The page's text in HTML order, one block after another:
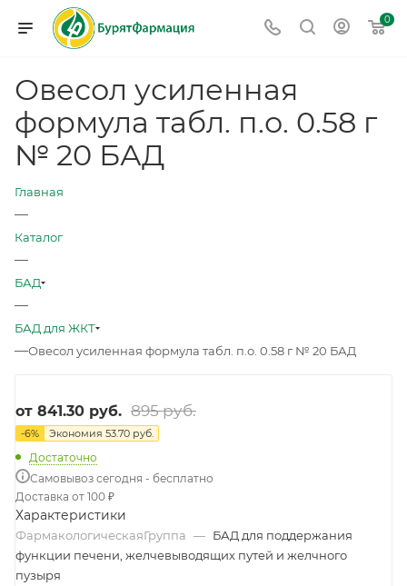
0
Овесол усиленная
формула табл. п.о. 0.58 г
№ 20 БАД
Главная
—
Каталог
—
БАД
—
БАД для ЖКТ
—Овесол усиленная формула табл. п.о. 0.58 г № 20 БАД
от 841.30 руб. 895 руб.
-6% Экономия 53.70 руб.
Достаточно
Самовывоз сегодня - бесплатно
Доставка от 100 ₽
Характеристики
ФармакологическаяГруппа — БАД для поддержания
функции печени, желчевыводящих путей и желчного
пузыря